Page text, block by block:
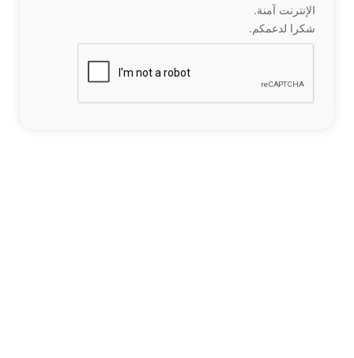
الإنترنت آمنة.
شكرا لدعمكم.